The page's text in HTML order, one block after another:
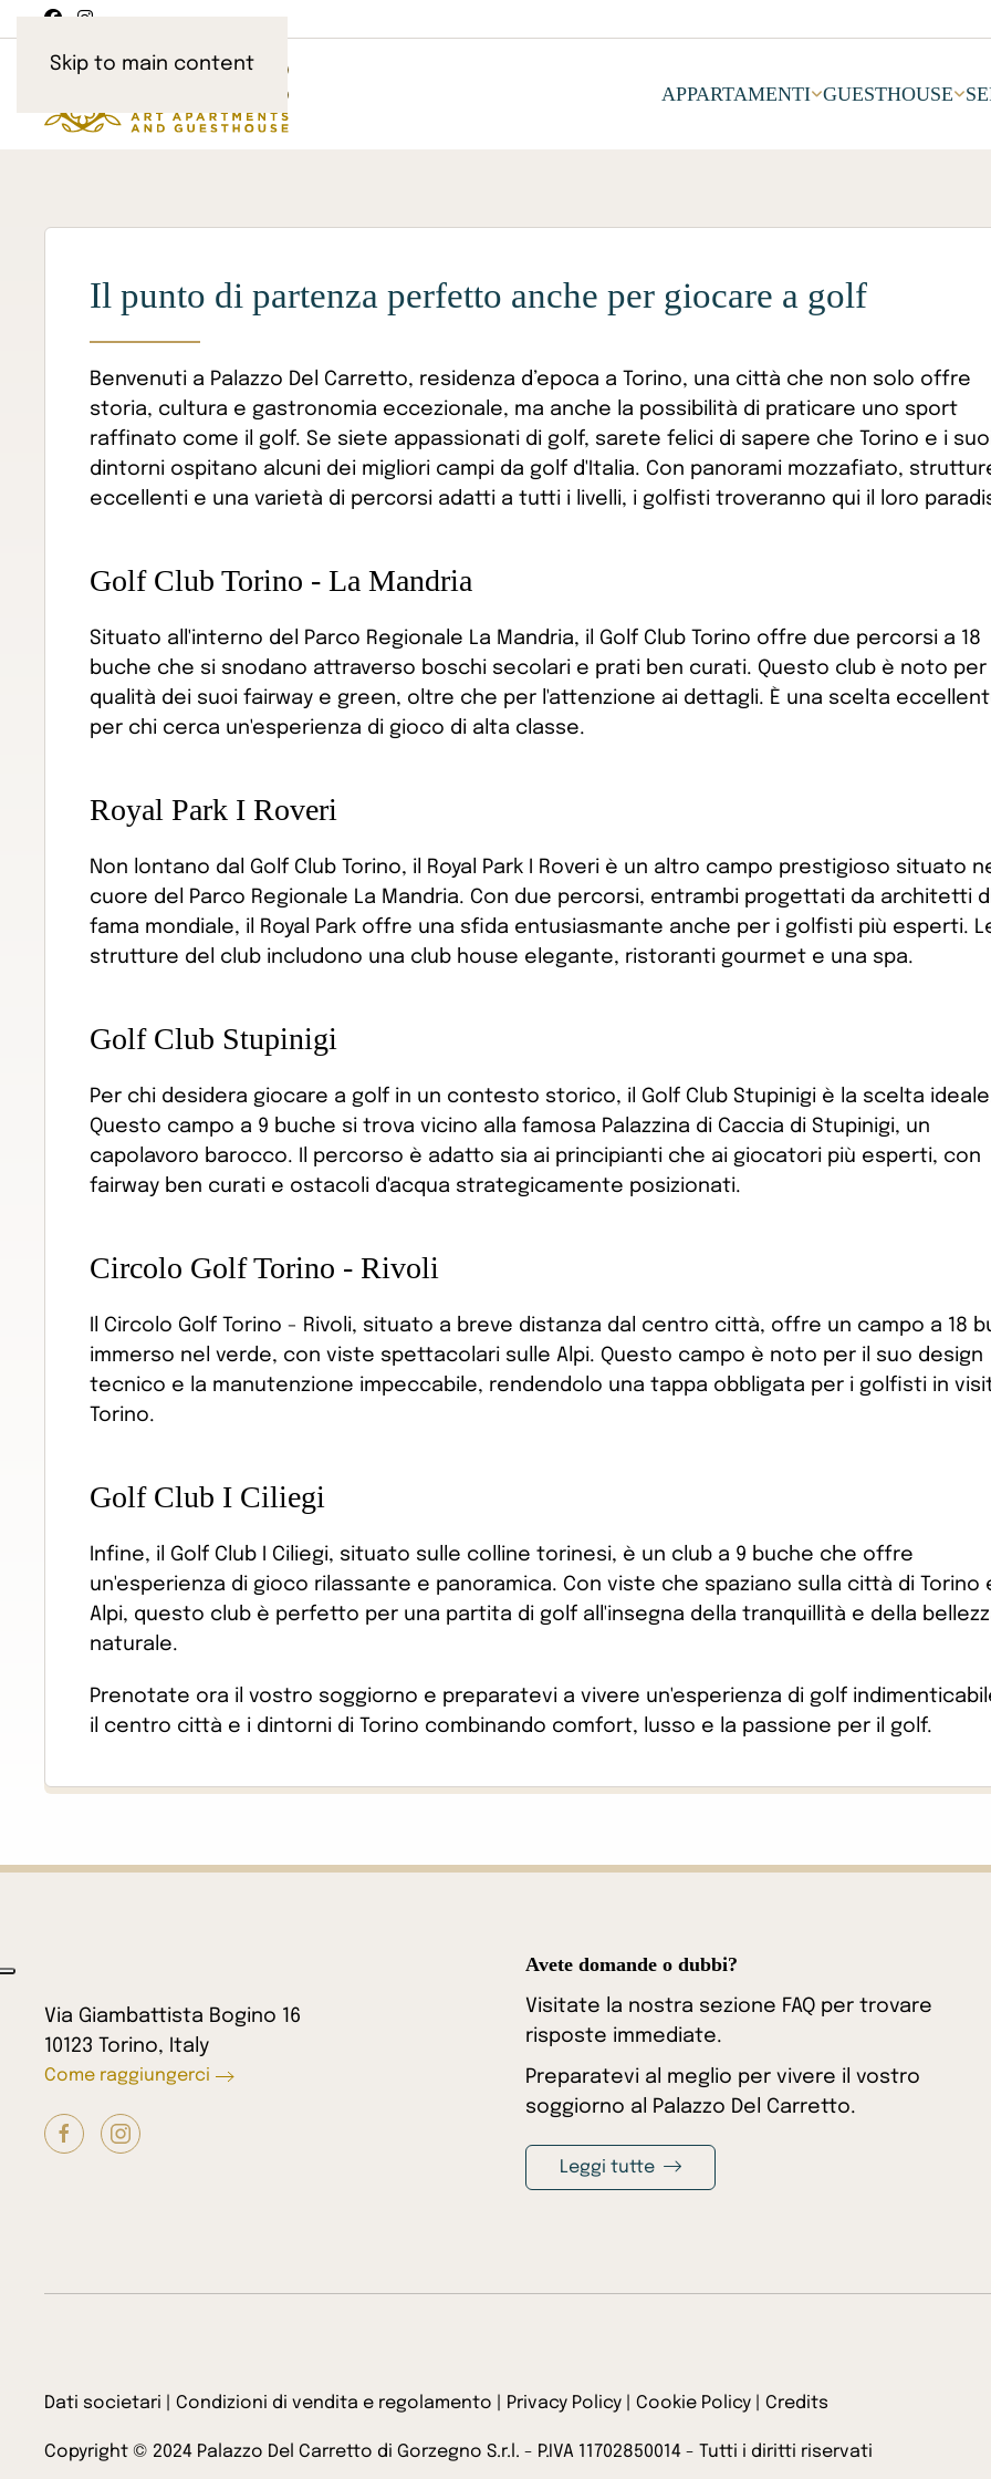
Skip to main content
APPARTAMENTI GUESTHOUSE
Il punto di partenza perfetto anche per giocare a golf
Benvenuti a Palazzo Del Carretto, residenza d’epoca a Torino, una città che non solo offre
storia, cultura e gastronomia eccezionale, ma anche la possibilità di praticare uno sport
raffinato come il golf. Se siete appassionati di golf, sarete felici di sapere che Torino e i
dintorni ospitano alcuni dei migliori campi da golf d'Italia. Con panorami mozzafiato,
eccellenti e una varietà di percorsi adatti a tutti i livelli, i golfisti troveranno qui il loro
Golf Club Torino - La Mandria
Situato all'interno del Parco Regionale La Mandria, il Golf Club Torino offre due percorsi a 18
buche che si snodano attraverso boschi secolari e prati ben curati. Questo club è noto per
qualità dei suoi fairway e green, oltre che per l'attenzione ai dettagli. È una scelta
per chi cerca un'esperienza di gioco di alta classe.
Royal Park I Roveri
Non lontano dal Golf Club Torino, il Royal Park I Roveri è un altro campo prestigioso situato
cuore del Parco Regionale La Mandria. Con due percorsi, entrambi progettati da architetti
fama mondiale, il Royal Park offre una sfida entusiasmante anche per i golfisti più esperti.
strutture del club includono una club house elegante, ristoranti gourmet e una spa.
Golf Club Stupinigi
Per chi desidera giocare a golf in un contesto storico, il Golf Club Stupinigi è la scelta
Questo campo a 9 buche si trova vicino alla famosa Palazzina di Caccia di Stupinigi, un
capolavoro barocco. Il percorso è adatto sia ai principianti che ai giocatori più esperti, con
fairway ben curati e ostacoli d'acqua strategicamente posizionati.
Circolo Golf Torino - Rivoli
Il Circolo Golf Torino - Rivoli, situato a breve distanza dal centro città, offre un campo a 18
immerso nel verde, con viste spettacolari sulle Alpi. Questo campo è noto per il suo design
tecnico e la manutenzione impeccabile, rendendolo una tappa obbligata per i golfisti in
Torino.
Golf Club I Ciliegi
Infine, il Golf Club I Ciliegi, situato sulle colline torinesi, è un club a 9 buche che offre
un'esperienza di gioco rilassante e panoramica. Con viste che spaziano sulla città di Torino
Alpi, questo club è perfetto per una partita di golf all'insegna della tranquillità e della
naturale.
Prenotate ora il vostro soggiorno e preparatevi a vivere un'esperienza di golf
il centro città e i dintorni di Torino combinando comfort, lusso e la passione per il golf.
Via Giambattista Bogino 16
10123 Torino, Italy
Come raggiungerci
Avete domande o dubbi?
Visitate la nostra sezione FAQ per trovare
risposte immediate.
Preparatevi al meglio per vivere il vostro
soggiorno al Palazzo Del Carretto.
Leggi tutte
Dati societari Condizioni di vendita e regolamento Privacy Policy Cookie Policy Credits
Copyright © 2024 Palazzo Del Carretto di Gorzegno S.r.l. - P.IVA 11702850014 - Tutti i diritti riservati